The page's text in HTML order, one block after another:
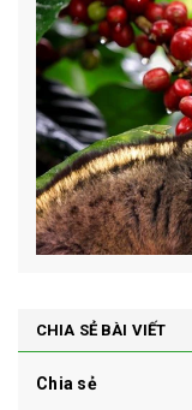
CHIA SẺ BÀI VIẾT
Chia sẻ